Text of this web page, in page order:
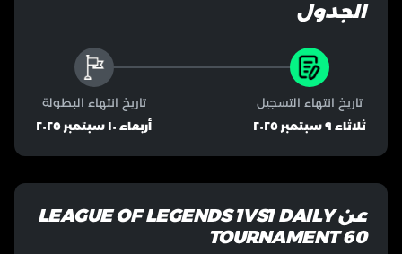
الجدول
تاريخ انتهاء التسجيل
ثلاثاء ٩ سبتمبر ٢٠٢٥
تاريخ انتهاء البطولة
أربعاء ١٠ سبتمبر ٢٠٢٥
عن LEAGUE OF LEGENDS 1VS1 DAILY
TOURNAMENT 60